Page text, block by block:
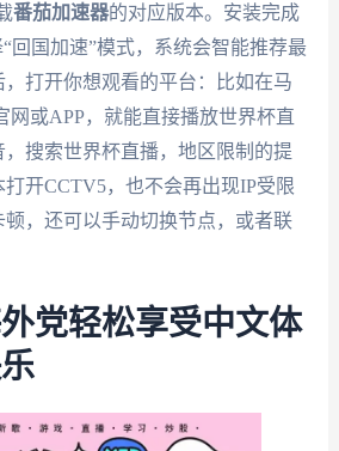
番茄加速器的对应版本。安装完成
回国加速”模式，系统会智能推荐最
打开你想观看的平台：比如在马
网或APP，就能直接播放世界杯直
搜索世界杯直播，地区限制的提
开CCTV5，也不会再出现IP受限
，还可以手动切换节点，或者联
党轻松享受中文体